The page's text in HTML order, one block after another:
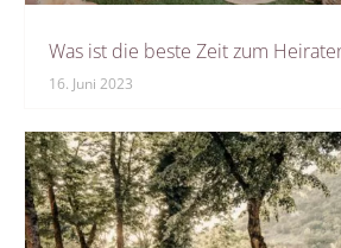
Was ist die beste Zeit zum
16. Juni 2023